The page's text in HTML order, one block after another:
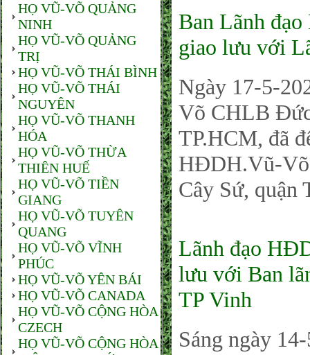
HỌ VŨ-VÕ QUẢNG
NINH
HỌ VŨ-VÕ QUẢNG
TRỊ
HỌ VŨ-VÕ THÁI BÌNH
HỌ VŨ-VÕ THÁI
NGUYÊN
HỌ VŨ-VÕ THANH
HÓA
HỌ VŨ-VÕ THỪA
THIÊN HUẾ
HỌ VŨ-VÕ TIỀN
GIANG
HỌ VŨ-VÕ TUYÊN
QUANG
HỌ VŨ-VÕ VĨNH
PHÚC
HỌ VŨ-VÕ YÊN BÁI
HỌ VŨ-VÕ CANADA
HỌ VŨ-VÕ CỘNG HÒA
CZECH
HỌ VŨ-VÕ CỘNG HÒA
Ban Lãnh
giao lưu với
Ngày 17-5-
Võ CHLB
TP.HCM, đã
HĐDH.Vũ-Võ
Cây Sứ, quận
Lãnh đạo
lưu với Ban
TP Vinh
Sáng ngày